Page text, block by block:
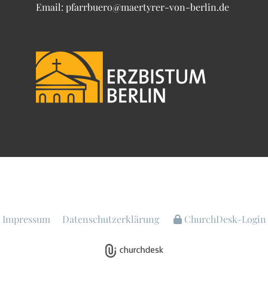
Email: pfarrbuero@maertyrer-von-berlin.de
Impressum Datenschutzerklärung ChurchDesk-Login